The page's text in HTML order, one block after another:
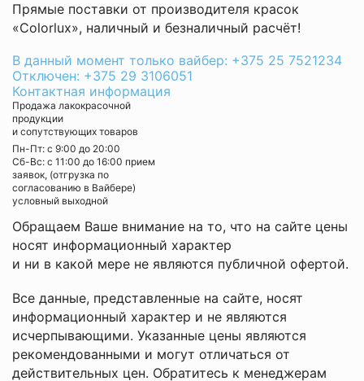
Прямые поставки от производителя красок
«Colorlux», наличный и безналичный расчёт!
В данный момент только вайбер: +375 25 7521234
Отключен: +375 29 3106051
Контактная информация
Продажа лакокрасочной
продукции
и сопутствующих товаров
Пн-Пт: с 9:00 до 20:00
Cб-Вс: с 11:00 до 16:00 прием
заявок, (отгрузка по
согласованию в Вайбере)
условный выходной
Обращаем Ваше внимание на то, что на сайте цены
носят информационный характер
и ни в какой мере не являются публичной офертой.
Все данные, представленные на сайте, носят
информационный характер и не являются
исчерпывающими. Указанные цены являются
рекомендованными и могут отличаться от
действительных цен. Обратитесь к менеджерам